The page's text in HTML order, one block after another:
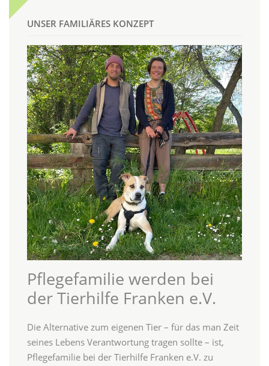
UNSER FAMILIÄRES KONZEPT
Pflegefamilie werden bei
der Tierhilfe Franken e.V.
Die Alternative zum eigenen Tier – für das man Zeit
seines Lebens Verantwortung tragen sollte – ist,
Pflegefamilie bei der Tierhilfe Franken e.V. zu